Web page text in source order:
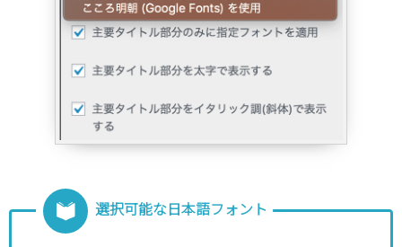
選択可能な日本語フォント